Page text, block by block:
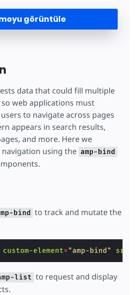
görüntüle
data that could fill multiple
web applications must
to navigate across pages
appears in search results,
and more. Here we
using the amp-bind
bind
to track and mutate the
custom-element="amp-bind" src
list to request and display